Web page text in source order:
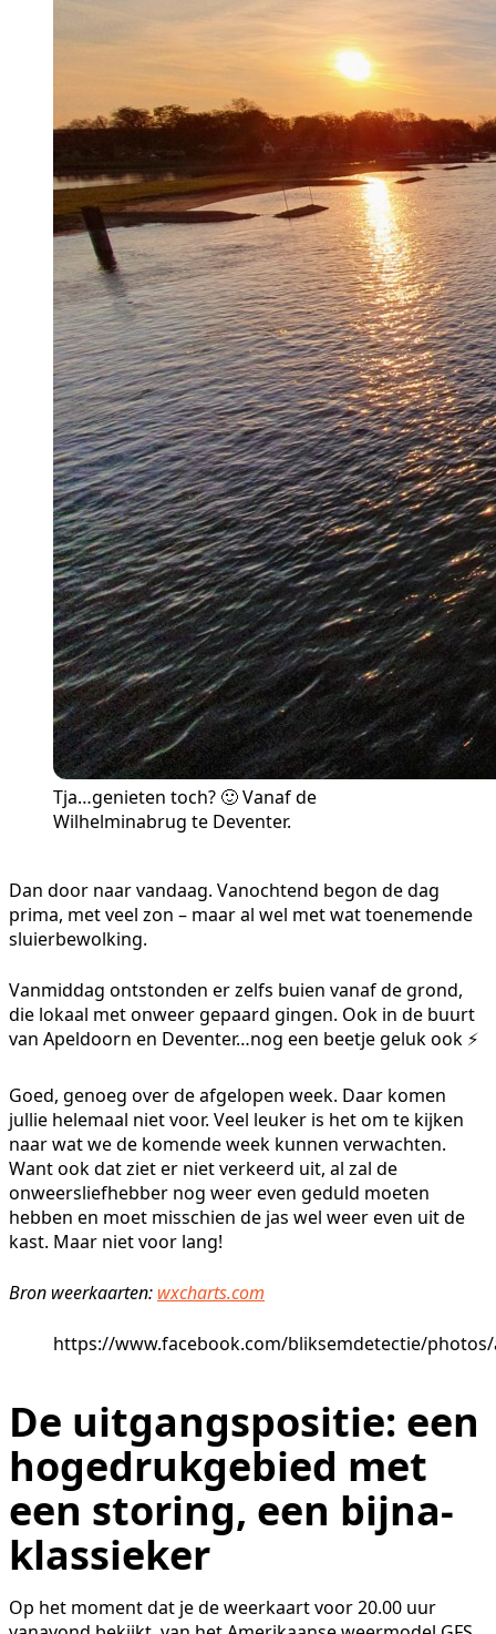
Tja…genieten toch? 🙂 Vanaf de
Wilhelminabrug te Deventer.
Dan door naar vandaag. Vanochtend begon de dag
prima, met veel zon – maar al wel met wat toenemende
sluierbewolking.
Vanmiddag ontstonden er zelfs buien vanaf de grond,
die lokaal met onweer gepaard gingen. Ook in de buurt
van Apeldoorn en Deventer…nog een beetje geluk ook ⚡
Goed, genoeg over de afgelopen week. Daar komen
jullie helemaal niet voor. Veel leuker is het om te kijken
naar wat we de komende week kunnen verwachten.
Want ook dat ziet er niet verkeerd uit, al zal de
onweersliefhebber nog weer even geduld moeten
hebben en moet misschien de jas wel weer even uit de
kast. Maar niet voor lang!
Bron weerkaarten: wxcharts.com
https://www.facebook.com/bliksemdetectie/photos/
De uitgangspositie: een
hogedrukgebied met
een storing, een bijna-
klassieker
Op het moment dat je de weerkaart voor 20.00 uur